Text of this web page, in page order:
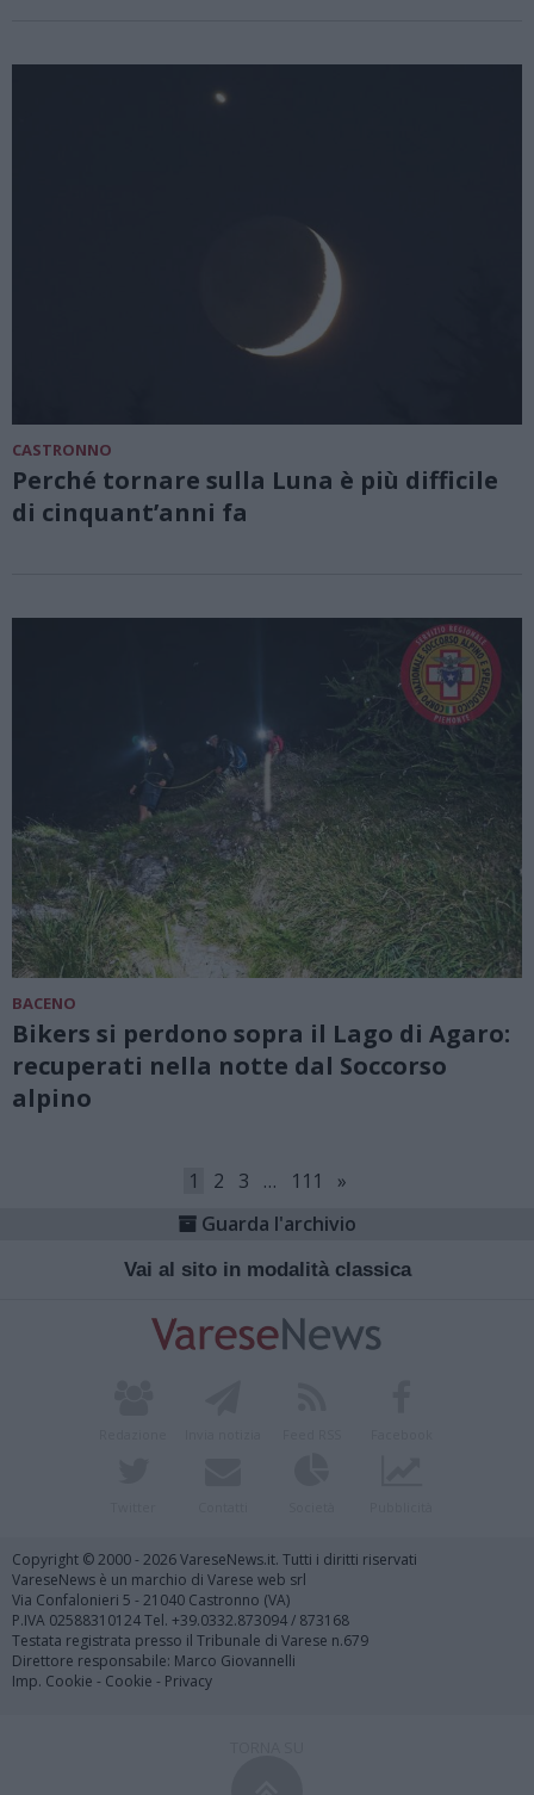
CASTRONNO
Perché tornare sulla Luna è più difficile
di cinquant’anni fa
BACENO
Bikers si perdono sopra il Lago di Agaro:
recuperati nella notte dal Soccorso
alpino
1 2 3 … 111
»
Guarda l'archivio
Vai al sito in modalità classica
Copyright © 2000 - 2026 VareseNews.it. Tutti i diritti riservati
VareseNews è un marchio di Varese web srl
Via Confalonieri 5 - 21040 Castronno (VA)
P.IVA 02588310124 Tel. +39.0332.873094 / 873168
Testata registrata presso il Tribunale di Varese n.679
Direttore responsabile: Marco Giovannelli
Imp. Cookie - Cookie - Privacy